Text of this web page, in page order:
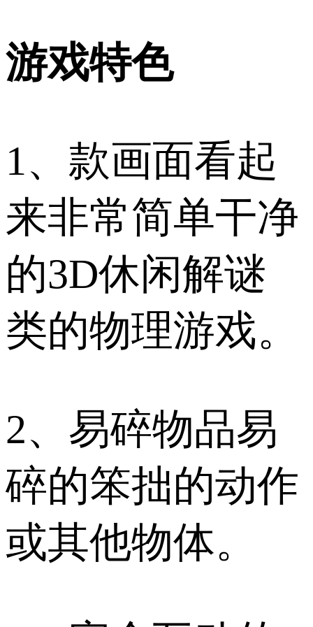
游戏特色
1、款画面看起
来非常简单干净
的3D休闲解谜
类的物理游戏。
2、易碎物品易
碎的笨拙的动作
或其他物体。